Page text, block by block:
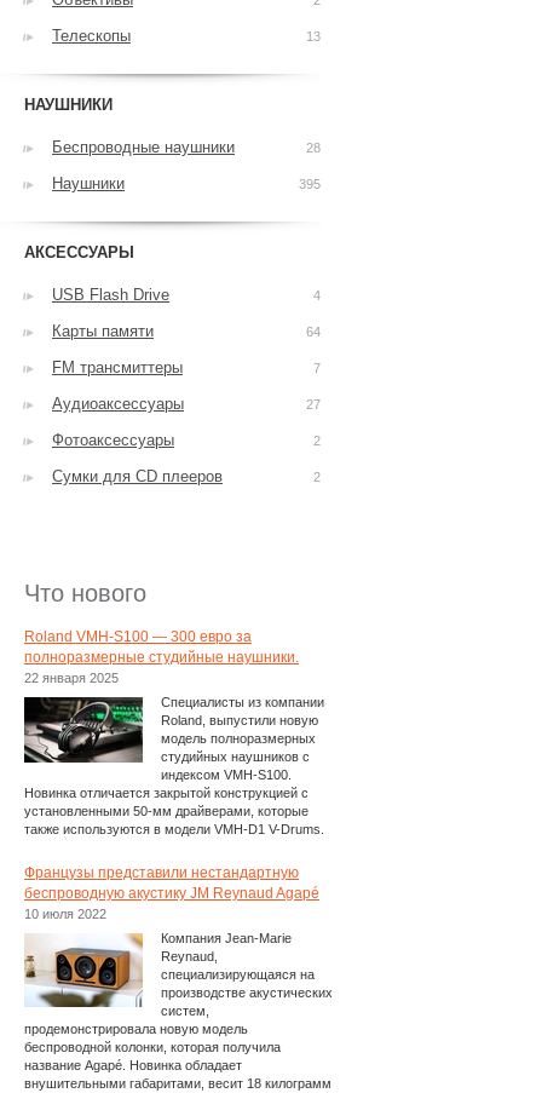
Телескопы 13
НАУШНИКИ
Беспроводные наушники 28
Наушники 395
АКСЕССУАРЫ
USB Flash Drive 4
Карты памяти 64
FM трансмиттеры 7
Аудиоаксессуары 27
Фотоаксессуары 2
Сумки для CD плееров 2
Что нового
Roland VMH-S100 — 300 евро за
полноразмерные студийные наушники.
22 января 2025
Специалисты из компании
Roland, выпустили новую
модель полноразмерных
студийных наушников с
индексом VMH-S100.
Новинка отличается закрытой конструкцией с
установленными 50-мм драйверами, которые
также используются в модели VMH-D1 V-Drums.
Французы представили нестандартную
беспроводную акустику JM Reynaud Agapé
10 июля 2022
Компания Jean-Marie
Reynaud,
специализирующаяся на
производстве акустических
систем,
продемонстрировала новую модель
беспроводной колонки, которая получила
название Agapé. Новинка обладает
внушительными габаритами, весит 18 килограмм